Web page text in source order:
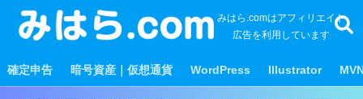
みはら.comはアフィリエイト
広告を利用しています
確定申告 暗号資産｜仮想通貨 WordPress Illustrator